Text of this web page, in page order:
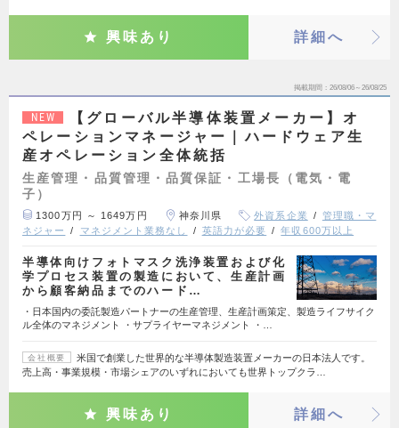
興味あり 詳細へ
掲載期間 26/08/06～26/08/25
NEW
【グローバル半導体装置メーカー】オ
ペレーションマネージャー｜ハードウェア生
産オペレーション全体統括
生産管理・品質管理・品質保証・工場長（電気・電
子）
1300万円 ～ 1649万円 神奈川県 外資系企業
管理職・マ
ネジャー
マネジメント業務なし 英語力が必要 年収600万以上
半導体向けフォトマスク洗浄装置および化
学プロセス装置の製造において、生産計画
から顧客納品までのハード…
・日本国内の委託製造パートナーの生産管理、生産計画策定、製造ライフサイク
ル全体のマネジメント ・サプライヤーマネジメント ・…
会社概要
米国で創業した世界的な半導体製造装置メーカーの日本法人です。
売上高・事業規模・市場シェアのいずれにおいても世界トップクラ…
興味あり 詳細へ